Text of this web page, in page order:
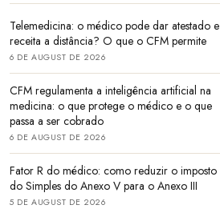
Telemedicina: o médico pode dar atestado e
receita a distância? O que o CFM permite
6 DE AUGUST DE 2026
CFM regulamenta a inteligência artificial na
medicina: o que protege o médico e o que
passa a ser cobrado
6 DE AUGUST DE 2026
Fator R do médico: como reduzir o imposto
do Simples do Anexo V para o Anexo III
5 DE AUGUST DE 2026